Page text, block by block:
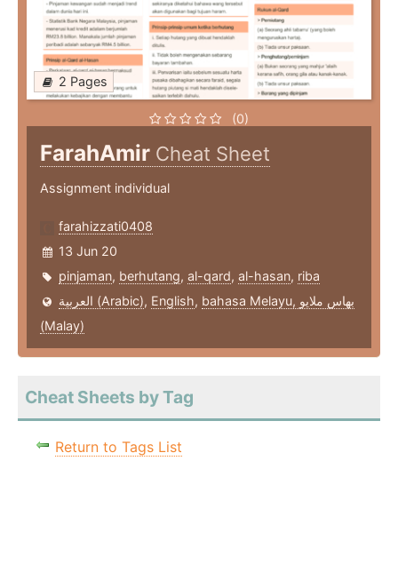
2 Pages
(0)
FarahAmir Cheat Sheet
Assignment individual
farahizzati0408
13 Jun 20
pinjaman, berhutang, al-qard, al-hasan, riba
العربية (Arabic), English, bahasa Melayu, بهاس ملايو‎
(Malay)
Cheat Sheets by Tag
Return to Tags List